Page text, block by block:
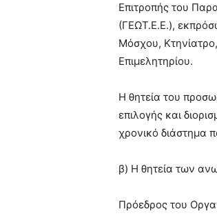
Επιτροπής του
(ΓΕΩΤ.Ε.Ε.),
Μόσχου,
Επιμελητηρίου.
Η θητεία του
επιλογής και
χρονικό διάστημα
β) Η θητεία των
Πρόεδρος του